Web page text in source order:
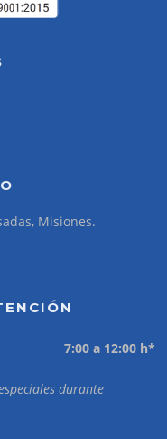
Misiones.
7:00 a 12:00 h*
durante